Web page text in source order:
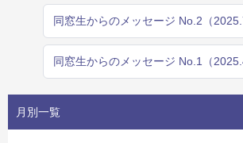
同窓生からのメッセージ No.2（
同窓生からのメッセージ No.1（
月別一覧